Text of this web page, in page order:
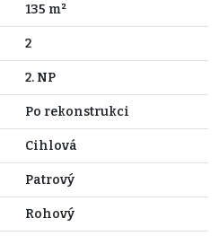
135 m²
2
2. NP
Po rekonstrukci
Cihlová
Patrový
Rohový